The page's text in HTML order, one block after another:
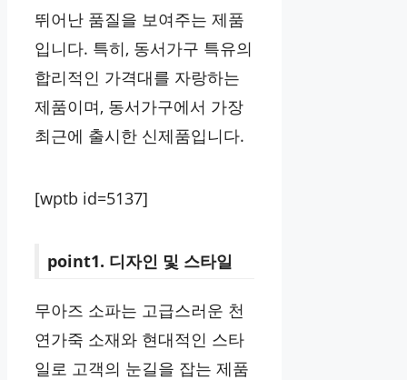
뛰어난 품질을 보여주는 제품
입니다. 특히, 동서가구 특유의
합리적인 가격대를 자랑하는
제품이며, 동서가구에서 가장
최근에 출시한 신제품입니다.
[wptb id=5137]
point1. 디자인 및 스타일
무아즈 소파는 고급스러운 천
연가죽 소재와 현대적인 스타
일로 고객의 눈길을 잡는 제품